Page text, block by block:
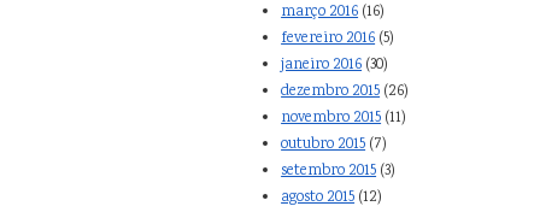
março 2016 (16)
fevereiro 2016 (5)
janeiro 2016 (30)
dezembro 2015 (26)
novembro 2015 (11)
outubro 2015 (7)
setembro 2015 (3)
agosto 2015 (12)